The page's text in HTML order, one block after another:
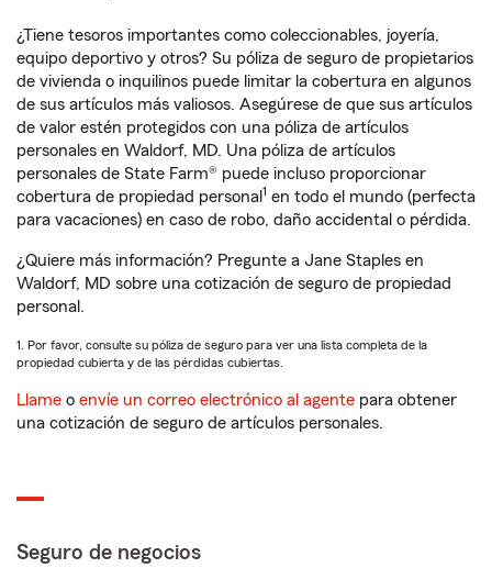
¿Tiene tesoros importantes como coleccionables, joyería,
equipo deportivo y otros? Su póliza de seguro de propietarios
de vivienda o inquilinos puede limitar la cobertura en algunos
de sus artículos más valiosos. Asegúrese de que sus artículos
de valor estén protegidos con una póliza de artículos
personales en Waldorf, MD. Una póliza de artículos
personales de State Farm® puede incluso proporcionar
cobertura de propiedad personal 1 en todo el mundo (perfecta
para vacaciones) en caso de robo, daño accidental o pérdida.
¿Quiere más información? Pregunte a Jane Staples en
Waldorf, MD sobre una cotización de seguro de propiedad
personal.
1. Por favor, consulte su póliza de seguro para ver una lista completa de la
propiedad cubierta y de las pérdidas cubiertas.
Llame o envíe un correo electrónico al agente para obtener
una cotización de seguro de artículos personales.
Seguro de negocios